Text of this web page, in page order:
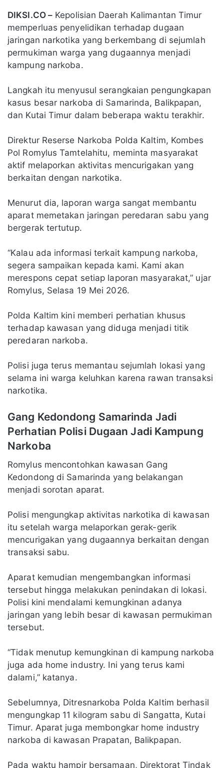
DIKSI.CO – Kepolisian Daerah Kalimantan Timur
memperluas penyelidikan terhadap dugaan
jaringan narkotika yang berkembang di sejumlah
permukiman warga yang dugaannya menjadi
kampung narkoba.
Langkah itu menyusul serangkaian pengungkapan
kasus besar narkoba di Samarinda, Balikpapan,
dan Kutai Timur dalam beberapa waktu terakhir.
Direktur Reserse Narkoba Polda Kaltim, Kombes
Pol Romylus Tamtelahitu, meminta masyarakat
aktif melaporkan aktivitas mencurigakan yang
berkaitan dengan narkotika.
Menurut dia, laporan warga sangat membantu
aparat memetakan jaringan peredaran sabu yang
bergerak tertutup.
“Kalau ada informasi terkait kampung narkoba,
segera sampaikan kepada kami. Kami akan
merespons cepat setiap laporan masyarakat,” ujar
Romylus, Selasa 19 Mei 2026.
Polda Kaltim kini memberi perhatian khusus
terhadap kawasan yang diduga menjadi titik
peredaran narkoba.
Polisi juga terus memantau sejumlah lokasi yang
selama ini warga keluhkan karena rawan transaksi
narkotika.
Gang Kedondong Samarinda Jadi
Perhatian Polisi Dugaan Jadi Kampung
Narkoba
Romylus mencontohkan kawasan Gang
Kedondong di Samarinda yang belakangan
menjadi sorotan aparat.
Polisi mengungkap aktivitas narkotika di kawasan
itu setelah warga melaporkan gerak-gerik
mencurigakan yang dugaannya berkaitan dengan
transaksi sabu.
Aparat kemudian mengembangkan informasi
tersebut hingga melakukan penindakan di lokasi.
Polisi kini mendalami kemungkinan adanya
jaringan yang lebih besar di kawasan permukiman
tersebut.
“Tidak menutup kemungkinan di kampung narkoba
juga ada home industry. Ini yang terus kami
dalami,” katanya.
Sebelumnya, Ditresnarkoba Polda Kaltim berhasil
mengungkap 11 kilogram sabu di Sangatta, Kutai
Timur. Aparat juga membongkar home industry
narkoba di kawasan Prapatan, Balikpapan.
Pada waktu hampir bersamaan, Direktorat Tindak